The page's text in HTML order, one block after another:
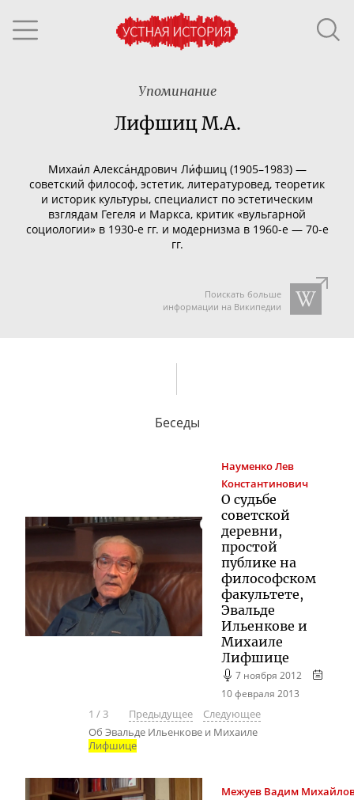
Упоминание
Лифшиц М.А.
Михаи́л Алекса́ндрович Ли́фшиц (1905–1983) —
советский философ, эстетик, литературовед, теоретик
и историк культуры, специалист по эстетическим
взглядам Гегеля и Маркса, критик «вульгарной
социологии» в 1930-егг. и модернизма в 1960-е— 70-е
гг.
Поискать больше
информации на Википедии
Беседы
НауменкоЛев
Константинович
О судьбе
советской
деревни,
простой
публике на
философском
факультете,
Эвальде
Ильенкове и
Михаиле
Лифшице
7 ноября 2012
10 февраля 2013
1 /3 Предыдущее
Следующее
Об Эвальде Ильенкове и Михаиле
Лифшице
Межуев Вадим